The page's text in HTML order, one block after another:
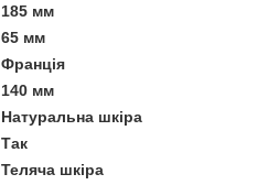
185 мм
65 мм
Франція
140 мм
Натуральна шкіра
Так
Теляча шкіра